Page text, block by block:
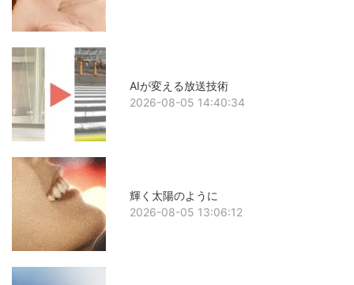
AIが変える放送技術
2026-08-05 14:40:34
輝く太陽のように
2026-08-05 13:06:12